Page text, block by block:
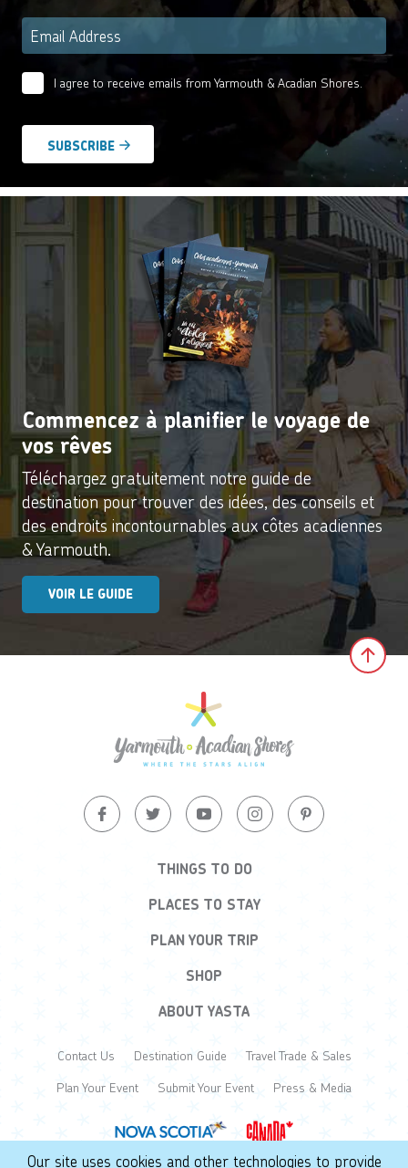
Email
Email
I agree to receive emails from Yarmouth & Acadian Shores.
Commencez à planifier le voyage de
vos rêves
Téléchargez gratuitement notre guide de
destination pour trouver des idées, des conseils et
des endroits incontournables aux côtes acadiennes
& Yarmouth.
VOIR LE GUIDE
THINGS TO DO
PLACES TO STAY
PLAN YOUR TRIP
SHOP
ABOUT YASTA
Contact Us Destination Guide
Travel Trade & Sales
Plan Your Event
Submit Your Event Press & Media
Our site uses cookies and other technologies to provide